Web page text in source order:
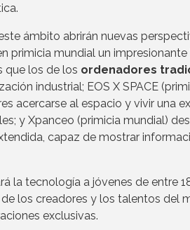
ámbito abrirán nuevas
primicia mundial un impresionante
que los de los ordenadores
industrial; EOS X SPACE
acercarse al espacio y vivir una
y Xpanceo (primicia mundial)
capaz de mostrar
la tecnología a jóvenes de entre
los creadores y los talentos del
exclusivas.